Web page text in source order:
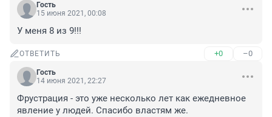
Гость
15 июня 2021, 00:08
У меня 8 из 9!!!
ОТВЕТИТЬ +0 –0
Гость
14 июня 2021, 22:27
Фрустрация - это уже несколько лет как ежедневное
явление у людей. Спасибо властям же.